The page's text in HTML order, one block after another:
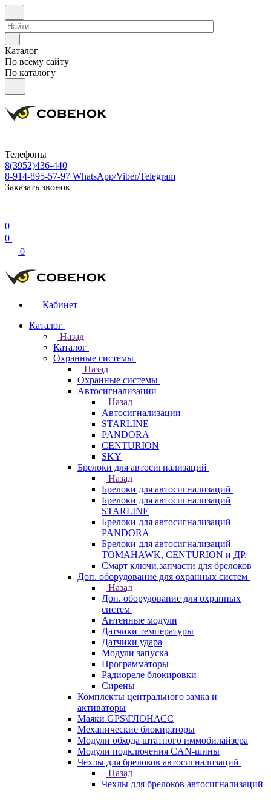
Каталог
По всему сайту
По каталогу
Телефоны
8(3952)436-440
8-914-895-57-97 WhatsApp/Viber/Telegram
Заказать звонок
0
0
0
Кабинет
Каталог
Назад
Каталог
Охранные системы
Назад
Охранные системы
Автосигнализации
Назад
Автосигнализации
STARLINE
PANDORA
CENTURION
SKY
Брелоки для автосигнализаций
Назад
Брелоки для автосигнализаций
Брелоки для автосигнализаций
STARLINE
Брелоки для автосигнализаций
PANDORA
Брелоки для автосигнализаций
TOMAHAWK, CENTURION и ДР.
Смарт ключи,запчасти для брелоков
Доп. оборудование для охранных систем
Назад
Доп. оборудование для охранных
систем
Антенные модули
Датчики температуры
Датчики удара
Модули запуска
Программаторы
Радиореле блокировки
Сирены
Комплекты центрального замка и
активаторы
Маяки GPS\ГЛОНАСС
Механические блокираторы
Модули обхода штатного иммобилайзера
Модули подключения CAN-шины
Чехлы для брелоков автосигнализаций
Назад
Чехлы для брелоков автосигнализаций